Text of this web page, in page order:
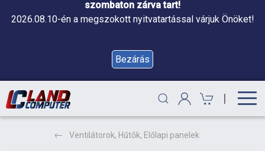
szombaton zárva tart!
2026.08.10-én a megszokott nyitvatartással várjuk Önöket!
Bezárás
|
Ventilátorok, Hűtők, Előlapi panelek